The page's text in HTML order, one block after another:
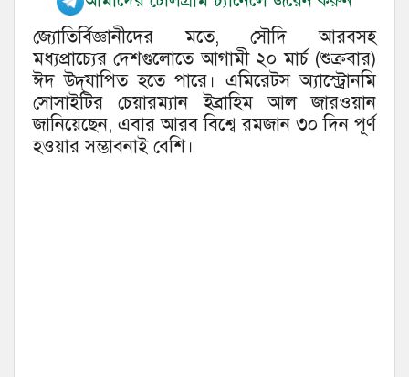
জ্যোতির্বিজ্ঞানীদের মতে, সৌদি আরবসহ
মধ্যপ্রাচ্যের দেশগুলোতে আগামী ২০ মার্চ (শুক্রবার)
ঈদ উদ্‌যাপিত হতে পারে। এমিরেটস অ্যাস্ট্রোনমি
সোসাইটির চেয়ারম্যান ইব্রাহিম আল জারওয়ান
জানিয়েছেন, এবার আরব বিশ্বে রমজান ৩০ দিন পূর্ণ
হওয়ার সম্ভাবনাই বেশি।